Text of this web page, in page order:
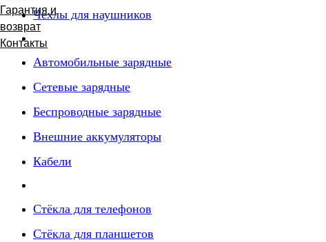
Гарантия и
возврат
Контакты
Чехлы для наушников
Автомобильные зарядные
Сетевые зарядные
Беспроводные зарядные
Внешние аккумуляторы
Кабели
Стёкла для телефонов
Стёкла для планшетов